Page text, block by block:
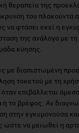
θεραπεία της
του πλακούντα
να φτάσει εκεί η
της ανάλογα με
κύησης.
με διαπιστωμένη
τοκετού με τη
επιβάλλεται
ή το βρέφος. Αν
στην εγκυμονούσα
ώστε να μειωθεί η